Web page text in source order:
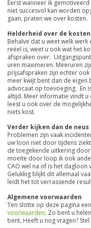
Eerst wanneer ik
niet succesvol kan worden
gaan, praten we over kosten.
Helderheid over de kosten
Behalve dat u weet welk
reëel is, weet u ook wat het
afspraken over.
uren maximeren. Meeruren
prijsafspraken zijn echter
meer kwijt bent dan de eigen
advocaat op toevoeging. En
altijd. Meer informatie vindt
leest u ook over de
niets kost.
Verder kijken dan de neus
Problemen zijn vaak
uw loon niet door tijdens
de toegekende uitkering door
moeite door loop ik ook
CAO wel na of is het dagloon
Gelukkig blijkt dit allemaal
leidt het tot verrassende
Algemene voorwaarden
Ten slotte op deze pagina
voorwaarden. Zo bent u
bent. Heeft u nog vragen?